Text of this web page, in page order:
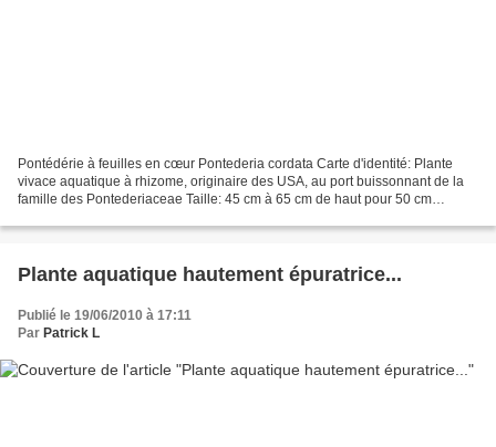
Pontédérie à feuilles en cœur Pontederia cordata Carte d'identité: Plante
vivace aquatique à rhizome, originaire des USA, au port buissonnant de la
famille des Pontederiaceae Taille: 45 cm à 65 cm de haut pour 50 cm
Plante aquatique hautement épuratrice...
Publié le 19/06/2010 à 17:11
Par Patrick L